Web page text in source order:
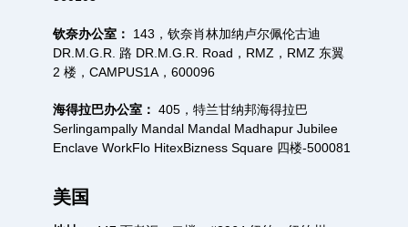
钦奈办公室：
143，钦奈肖林加纳卢尔佩伦古迪
DR.M.G.R. 路 DR.M.G.R. Road，RMZ，RMZ 东翼
2 楼，CAMPUS1A，600096
海得拉巴办公室： 405，特兰甘纳邦海得拉巴
Serlingampally Mandal Mandal Madhapur Jubilee
Enclave WorkFlo HitexBizness Square 四楼-500081
美国